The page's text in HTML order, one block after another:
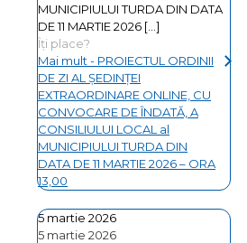
MUNICIPIULUI TURDA DIN DATA
DE 11 MARTIE 2026 […]
Îți place?
Mai mult - PROIECTUL ORDINII
DE ZI AL ŞEDINŢEI
EXTRAORDINARE ONLINE, CU
CONVOCARE DE ÎNDATĂ, A
CONSILIULUI LOCAL al
MUNICIPIULUI TURDA DIN
DATA DE 11 MARTIE 2026 – ORA
13,00
5 martie 2026
5 martie 2026